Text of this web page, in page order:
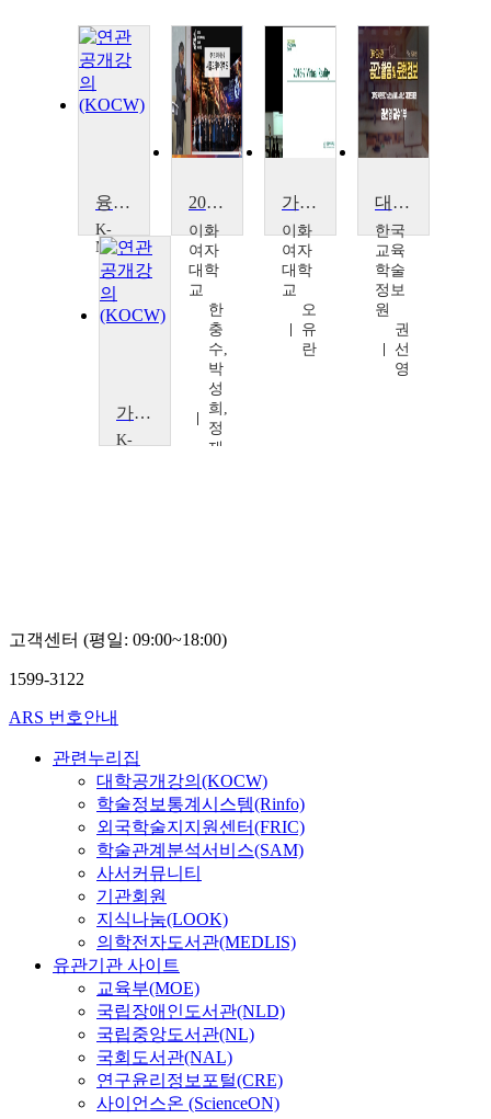
융합미디어와 현대사회
K-
MOOC
경
대
학
호
2018 이화 융합미디어 영화제
이화
여자
대학
교
한
충
수,
박
성
희,
정
재
가상현실
이화
여자
대학
교
오
유
란
대학도서관의 가상현실 서비스 가이드라인
한국
교육
학술
정보
원
권
선
영
가상현실
K-
교
석
고객센터 (평일: 09:00~18:00)
1599-3122
ARS 번호안내
관련누리집
대학공개강의(KOCW)
학술정보통계시스템(Rinfo)
외국학술지지원센터(FRIC)
학술관계분석서비스(SAM)
사서커뮤니티
기관회원
지식나눔(LOOK)
의학전자도서관(MEDLIS)
유관기관 사이트
교육부(MOE)
국립장애인도서관(NLD)
국립중앙도서관(NL)
국회도서관(NAL)
연구윤리정보포털(CRE)
사이언스온 (ScienceON)